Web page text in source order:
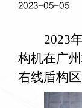
2023-05-05
2023
构机在广
右线盾构区